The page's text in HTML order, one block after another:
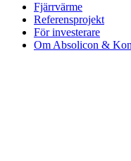
Fjärrvärme
Referensprojekt
För investerare
Om Absolicon &